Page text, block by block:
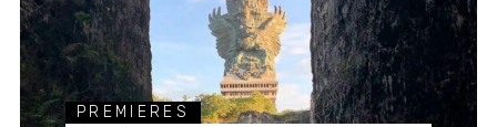
PREMIERES